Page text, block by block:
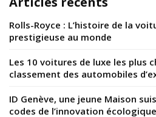
Rolls-Royce : L’histoire de la
prestigieuse au monde
Les 10 voitures de luxe les plus
classement des automobiles
ID Genève, une jeune Maison
codes de l’innovation